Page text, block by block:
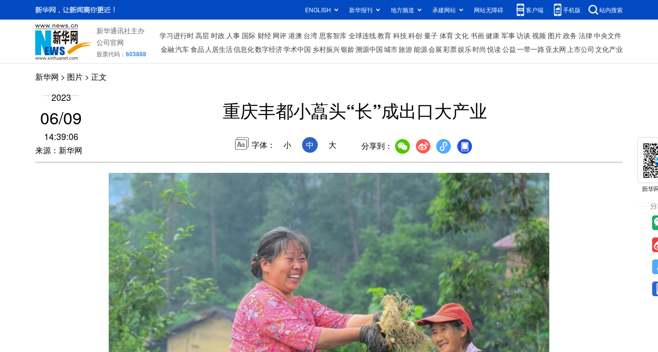
ENGLISH 新华报刊 地方频道 承建网站 网站无障碍 客户端 手机版 站内搜索
新华通讯社主办
公司官网
股票代码： 603888
学习进行时高层 时政 人事 国际 财经 网评 港澳 台湾 思客智库 全球连线教育 科技科创 量子 体育文化 书画健康 军事访谈 视频 图片政务 法律中央文件
金融汽车食品 人居生活信息化数字经济学术中国 乡村振兴银龄溯源中国城市旅游能源会展彩票娱乐时尚 悦读公益一带一路 亚太网上市公司 文化产业
新华网 > 图片 > 正文
2023
06/09
14:39:06
来源：新华网
重庆丰都小藠头“长”成出口大产业
字体： 小 中 大 分享到：